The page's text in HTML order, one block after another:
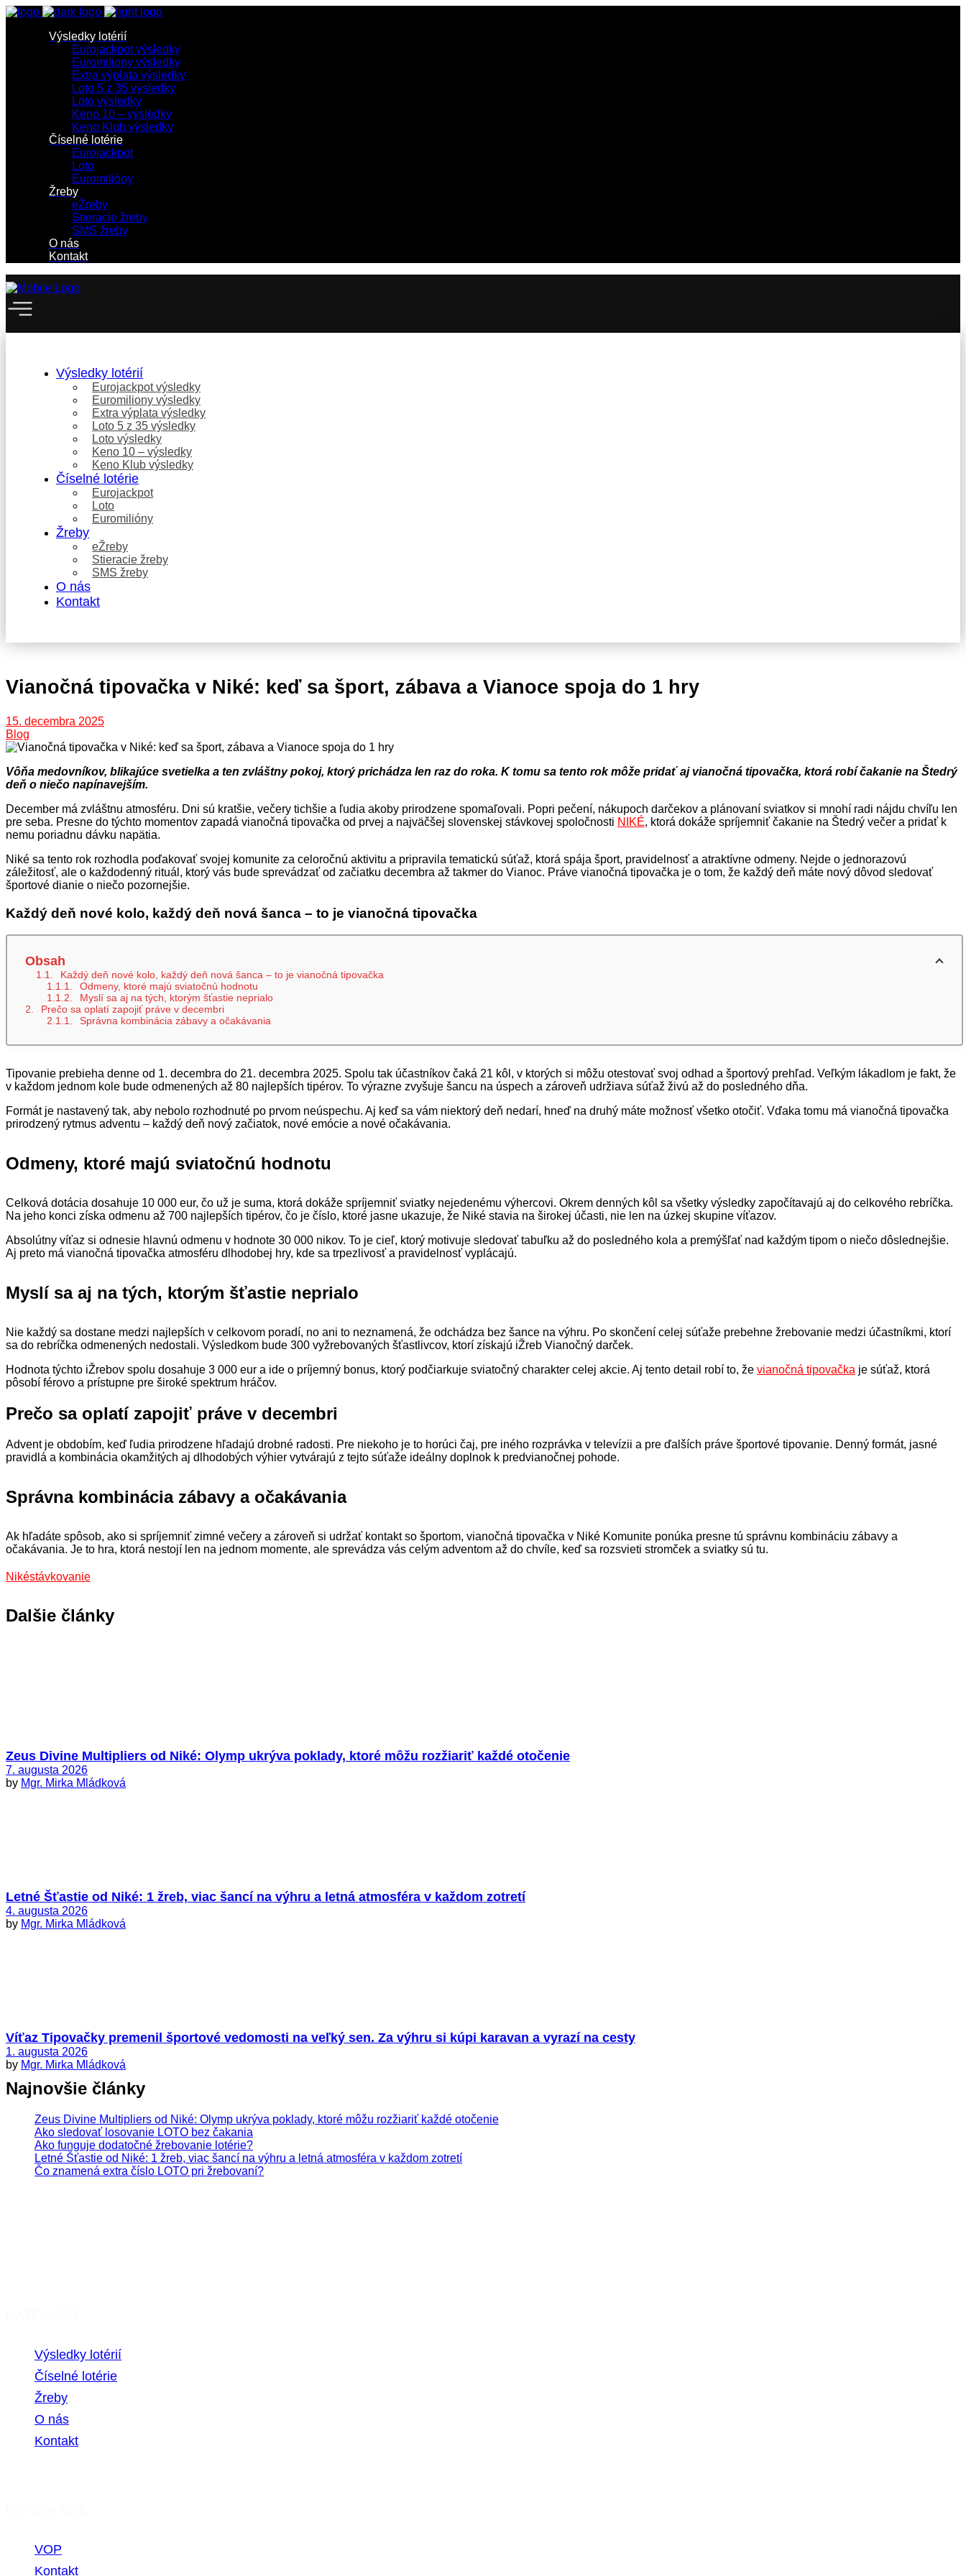
Výsledky lotérií
Eurojackpot výsledky
Euromiliony výsledky
Extra výplata výsledky
Loto 5 z 35 výsledky
Loto výsledky
Keno 10 – výsledky
Keno Klub výsledky
Číselné lotérie
Eurojackpot
Loto
Euromilióny
Žreby
eŽreby
Stieracie žreby
SMS žreby
O nás
Kontakt
Výsledky lotérií
Eurojackpot výsledky
Euromiliony výsledky
Extra výplata výsledky
Loto 5 z 35 výsledky
Loto výsledky
Keno 10 – výsledky
Keno Klub výsledky
Číselné lotérie
Eurojackpot
Loto
Euromilióny
Žreby
eŽreby
Stieracie žreby
SMS žreby
O nás
Kontakt
Vianočná tipovačka v Niké: keď sa šport, zábava a Vianoce spoja do 1 hry
15. decembra 2025
Blog
Vôňa medovníkov, blikajúce svetielka a ten zvláštny pokoj, ktorý prichádza len raz do roka. K tomu sa tento rok môže pridať aj vianočná tipovačka, ktorá robí čakanie na Štedrý
deň o niečo napínavejším.
December má zvláštnu atmosféru. Dni sú kratšie, večery tichšie a ľudia akoby prirodzene spomaľovali. Popri pečení, nákupoch darčekov a plánovaní sviatkov si mnohí radi nájdu chvíľu len
pre seba. Presne do týchto momentov zapadá vianočná tipovačka od prvej a najväčšej slovenskej stávkovej spoločnosti NIKÉ, ktorá dokáže spríjemniť čakanie na Štedrý večer a pridať k
nemu poriadnu dávku napätia.
Niké sa tento rok rozhodla poďakovať svojej komunite za celoročnú aktivitu a pripravila tematickú súťaž, ktorá spája šport, pravidelnosť a atraktívne odmeny. Nejde o jednorazovú
záležitosť, ale o každodenný rituál, ktorý vás bude sprevádzať od začiatku decembra až takmer do Vianoc. Práve vianočná tipovačka je o tom, že každý deň máte nový dôvod sledovať
športové dianie o niečo pozornejšie.
Každý deň nové kolo, každý deň nová šanca – to je vianočná tipovačka
Obsah
Každý deň nové kolo, každý deň nová šanca – to je vianočná tipovačka
Odmeny, ktoré majú sviatočnú hodnotu
Myslí sa aj na tých, ktorým šťastie neprialo
Prečo sa oplatí zapojiť práve v decembri
Správna kombinácia zábavy a očakávania
Tipovanie prebieha denne od 1. decembra do 21. decembra 2025. Spolu tak účastníkov čaká 21 kôl, v ktorých si môžu otestovať svoj odhad a športový prehľad. Veľkým lákadlom je fakt, že
v každom jednom kole bude odmenených až 80 najlepších tipérov. To výrazne zvyšuje šancu na úspech a zároveň udržiava súťaž živú až do posledného dňa.
Formát je nastavený tak, aby nebolo rozhodnuté po prvom neúspechu. Aj keď sa vám niektorý deň nedarí, hneď na druhý máte možnosť všetko otočiť. Vďaka tomu má vianočná tipovačka
prirodzený rytmus adventu – každý deň nový začiatok, nové emócie a nové očakávania.
Odmeny, ktoré majú sviatočnú hodnotu
Celková dotácia dosahuje 10 000 eur, čo už je suma, ktorá dokáže spríjemniť sviatky nejedenému výhercovi. Okrem denných kôl sa všetky výsledky započítavajú aj do celkového rebríčka.
Na jeho konci získa odmenu až 700 najlepších tipérov, čo je číslo, ktoré jasne ukazuje, že Niké stavia na širokej účasti, nie len na úzkej skupine víťazov.
Absolútny víťaz si odnesie hlavnú odmenu v hodnote 30 000 nikov. To je cieľ, ktorý motivuje sledovať tabuľku až do posledného kola a premýšľať nad každým tipom o niečo dôslednejšie.
Aj preto má vianočná tipovačka atmosféru dlhodobej hry, kde sa trpezlivosť a pravidelnosť vyplácajú.
Myslí sa aj na tých, ktorým šťastie neprialo
Nie každý sa dostane medzi najlepších v celkovom poradí, no ani to neznamená, že odchádza bez šance na výhru. Po skončení celej súťaže prebehne žrebovanie medzi účastníkmi, ktorí
sa do rebríčka odmenených nedostali. Výsledkom bude 300 vyžrebovaných šťastlivcov, ktorí získajú iŽreb Vianočný darček.
Hodnota týchto iŽrebov spolu dosahuje 3 000 eur a ide o príjemný bonus, ktorý podčiarkuje sviatočný charakter celej akcie. Aj tento detail robí to, že vianočná tipovačka je súťaž, ktorá
pôsobí férovo a prístupne pre široké spektrum hráčov.
Prečo sa oplatí zapojiť práve v decembri
Advent je obdobím, keď ľudia prirodzene hľadajú drobné radosti. Pre niekoho je to horúci čaj, pre iného rozprávka v televízii a pre ďalších práve športové tipovanie. Denný formát, jasné
pravidlá a kombinácia okamžitých aj dlhodobých výhier vytvárajú z tejto súťaže ideálny doplnok k predvianočnej pohode.
Správna kombinácia zábavy a očakávania
Ak hľadáte spôsob, ako si spríjemniť zimné večery a zároveň si udržať kontakt so športom, vianočná tipovačka v Niké Komunite ponúka presne tú správnu kombináciu zábavy a
očakávania. Je to hra, ktorá nestojí len na jednom momente, ale sprevádza vás celým adventom až do chvíle, keď sa rozsvieti stromček a sviatky sú tu.
Nikéstávkovanie
Dalšie články
Zeus Divine Multipliers od Niké: Olymp ukrýva poklady, ktoré môžu rozžiariť každé otočenie
7. augusta 2026
by Mgr. Mirka Mládková
Letné Šťastie od Niké: 1 žreb, viac šancí na výhru a letná atmosféra v každom zotretí
4. augusta 2026
by Mgr. Mirka Mládková
Víťaz Tipovačky premenil športové vedomosti na veľký sen. Za výhru si kúpi karavan a vyrazí na cesty
1. augusta 2026
by Mgr. Mirka Mládková
Najnovšie články
Zeus Divine Multipliers od Niké: Olymp ukrýva poklady, ktoré môžu rozžiariť každé otočenie
Ako sledovať losovanie LOTO bez čakania
Ako funguje dodatočné žrebovanie lotérie?
Letné Šťastie od Niké: 1 žreb, viac šancí na výhru a letná atmosféra v každom zotretí
Čo znamená extra číslo LOTO pri žrebovaní?
Výsledky lotérií
Číselné lotérie
Žreby
O nás
Kontakt
VOP
Kontakt